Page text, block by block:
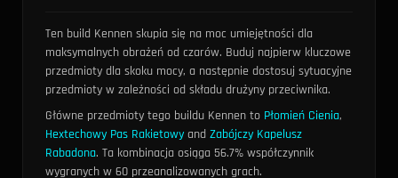
Ten build Kennen skupia się na moc umiejętności dla
maksymalnych obrażeń od czarów. Buduj najpierw kluczowe
przedmioty dla skoku mocy, a następnie dostosuj sytuacyjne
przedmioty w zależności od składu drużyny przeciwnika.
Główne przedmioty tego buildu Kennen to Płomień Cienia,
Hextechowy Pas Rakietowy and Zabójczy Kapelusz
Rabadona. Ta kombinacja osiąga 56.7% współczynnik
wygranych w 60 przeanalizowanych grach.